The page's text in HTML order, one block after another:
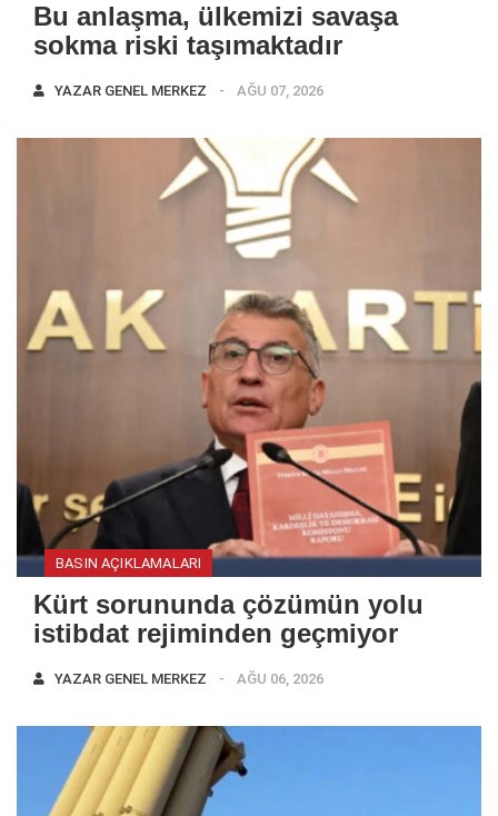
Bu anlaşma, ülkemizi savaşa
sokma riski taşımaktadır
YAZAR GENEL MERKEZ AĞU 07, 2026
BASIN AÇIKLAMALARI
Kürt sorununda çözümün yolu
istibdat rejiminden geçmiyor
YAZAR GENEL MERKEZ AĞU 06, 2026